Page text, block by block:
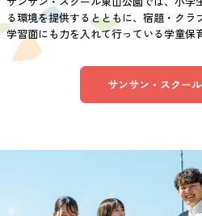
る環境を提供するとともに、宿題・ク
学習面にも力を入れて行っている学童保
サンサン・スクー